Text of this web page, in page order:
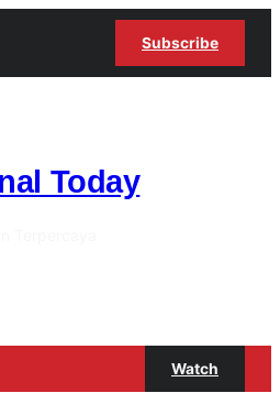
Subscribe
Today
Watch